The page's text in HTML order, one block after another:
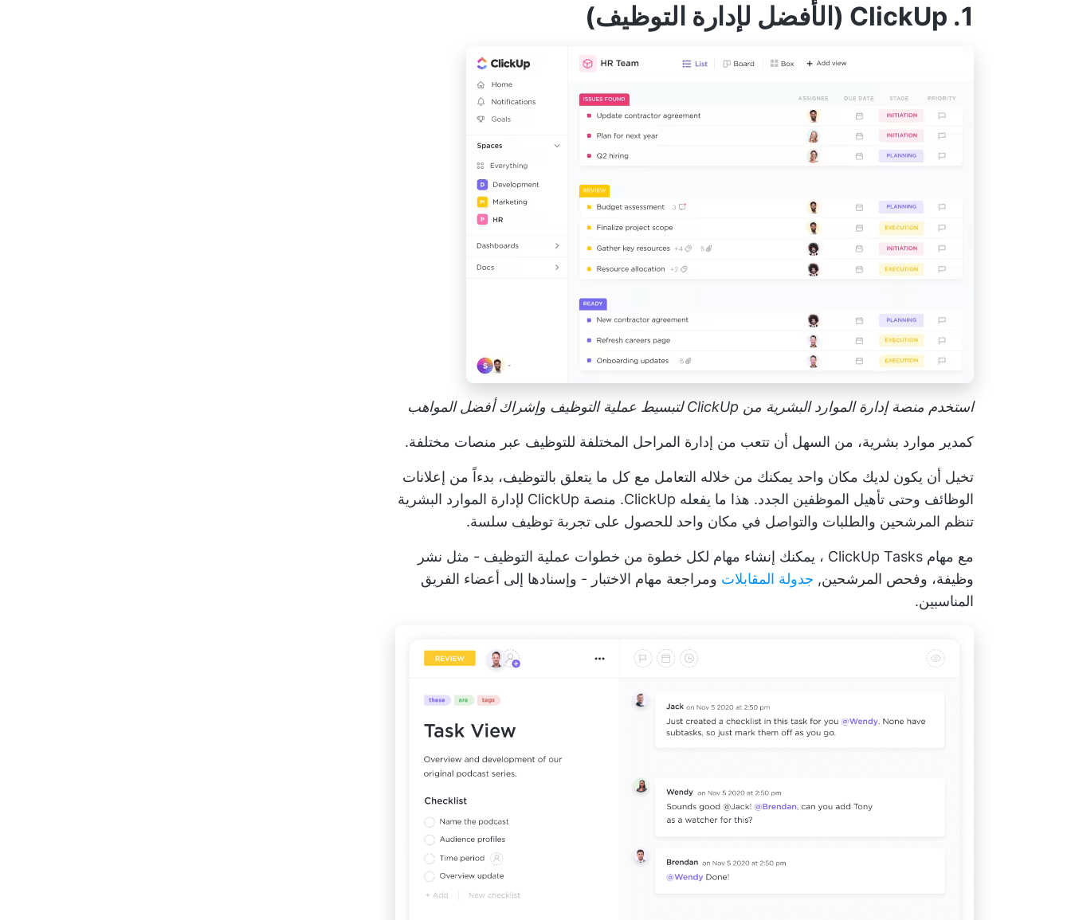
1. ClickUp (الأفضل لإدارة التوظيف)
استخدم منصة إدارة الموارد البشرية من ClickUp لتبسيط عملية التوظيف وإشراك أفضل المواهب
كمدير موارد بشرية، من السهل أن تتعب من إدارة المراحل المختلفة للتوظيف عبر منصات مختلفة.
تخيل أن يكون لديك مكان واحد يمكنك من خلاله التعامل مع كل ما يتعلق بالتوظيف، بدءاً من إعلانات
الوظائف وحتى تأهيل الموظفين الجدد. هذا ما يفعله ClickUp.
منصة ClickUp لإدارة الموارد البشرية
تنظم المرشحين والطلبات والتواصل في مكان واحد للحصول على تجربة توظيف سلسة.
مع مهام ClickUp Tasks
، يمكنك إنشاء مهام لكل خطوة من خطوات عملية التوظيف - مثل نشر
وظيفة، وفحص المرشحين, جدولة المقابلات ومراجعة مهام الاختبار - وإسنادها إلى أعضاء الفريق
المناسبين.